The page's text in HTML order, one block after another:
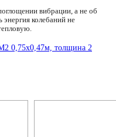
вибрации, а не об
колебаний не